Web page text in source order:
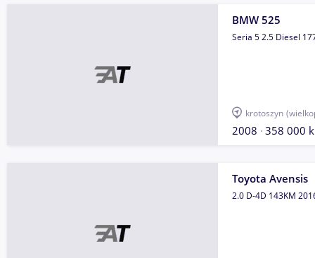
BMW 525
Seria 5 2.5 Diesel
krotoszyn
2008 358 000
Toyota Avensis
2.0 D-4D 143KM